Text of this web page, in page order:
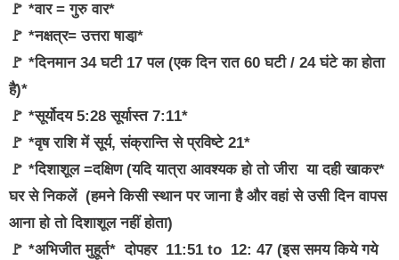
🚩 *वार = गुरु वार*
🚩 *नक्षत्र= उत्तरा षाडा़*
🚩 *दिनमान 34 घटी 17 पल (एक दिन रात 60 घटी / 24 घंटे का होता
है)*
🚩 *सूर्योदय 5:28 सूर्यास्त 7:11*
🚩 *वृष राशि में सूर्य, संक्रान्ति से प्रविष्टे 21*
🚩 *दिशाशूल =दक्षिण (यदि यात्रा आवश्यक हो तो जीरा या दही खाकर*
घर से निकलें (हमने किसी स्थान पर जाना है और वहां से उसी दिन वापस
आना हो तो दिशाशूल नहीं होता)
🚩 *अभिजीत मुहूर्त* दोपहर 11:51 to 12: 47 (इस समय किये गये